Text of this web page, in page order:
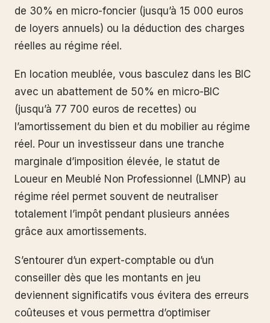
de 30% en micro-foncier (jusqu’à 15 000 euros
de loyers annuels) ou la déduction des charges
réelles au régime réel.
En location meublée, vous basculez dans les BIC
avec un abattement de 50% en micro-BIC
(jusqu’à 77 700 euros de recettes) ou
l’amortissement du bien et du mobilier au régime
réel. Pour un investisseur dans une tranche
marginale d’imposition élevée, le statut de
Loueur en Meublé Non Professionnel (LMNP) au
régime réel permet souvent de neutraliser
totalement l’impôt pendant plusieurs années
grâce aux amortissements.
S’entourer d’un expert-comptable ou d’un
conseiller dès que les montants en jeu
deviennent significatifs vous évitera des erreurs
coûteuses et vous permettra d’optimiser